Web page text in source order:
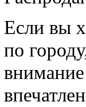
Если вы
по